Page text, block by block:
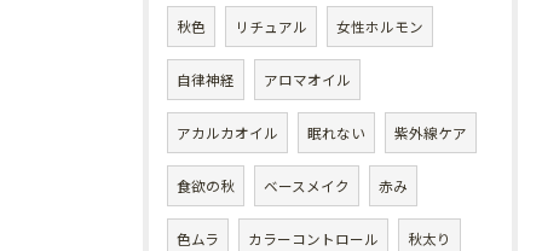
秋色 リチュアル 女性ホルモン
自律神経 アロマオイル
アカルカオイル 眠れない 紫外線ケア
食欲の秋 ベースメイク 赤み
色ムラ カラーコントロール 秋太り